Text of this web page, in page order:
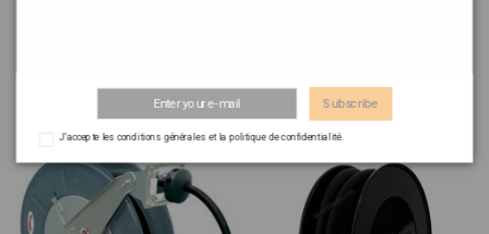
Subscribe
J'accepte les conditions générales et la politique de confidentialité.